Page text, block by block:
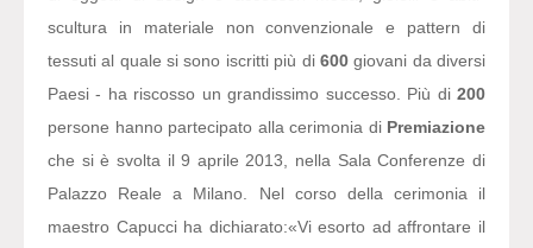
scultura in materiale non convenzionale e pattern di
tessuti al quale si sono iscritti più di 600giovani da diversi
Paesi - ha riscosso un grandissimo successo. Più di 200
persone hanno partecipato alla cerimonia di Premiazione
che si è svolta il 9 aprile 2013, nella Sala Conferenze di
Palazzo Reale a Milano. Nel corso della cerimonia il
maestro Capucci ha dichiarato:«Vi esorto ad affrontare il